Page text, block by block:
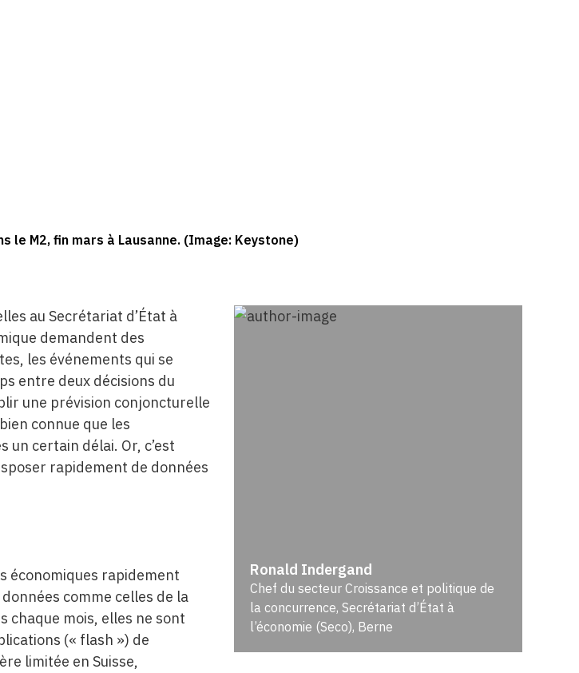
le M2, fin mars à Lausanne. (Image: Keystone)
au Secrétariat d’État à
demandent des
les événements qui se
entre deux décisions du
une prévision conjoncturelle
connue que les
un certain délai. Or, c’est
rapidement de données
économiques rapidement
comme celles de la
chaque mois, elles ne sont
(« flash ») de
limitée en Suisse,
Ronald Indergand
Chef du secteur Croissance et politique de
la concurrence, Secrétariat d’État à
l’économie (Seco), Berne